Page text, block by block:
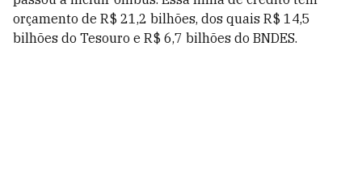
orçamento de R$ 21,2 bilhões, dos quais R$ 14,5
bilhões do Tesouro e R$ 6,7 bilhões do BNDES.